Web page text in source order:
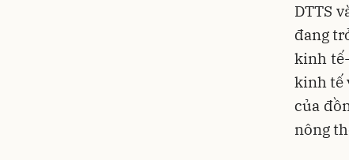
DTTS
đang
kinh
kinh tế
của
nông